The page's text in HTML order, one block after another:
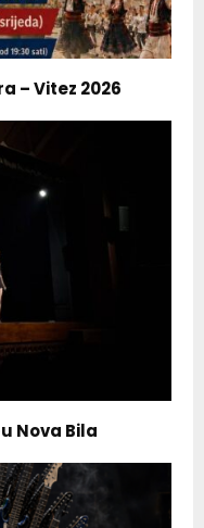
– Vitez 2026
Nova Bila